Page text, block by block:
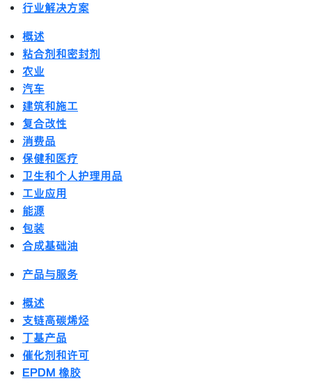
行业解决方案
概述
粘合剂和密封剂
农业
汽车
建筑和施工
复合改性
消费品
保健和医疗
卫生和个人护理用品
工业应用
能源
包装
合成基础油
产品与服务
概述
支链高碳烯烃
丁基产品
催化剂和许可
EPDM 橡胶